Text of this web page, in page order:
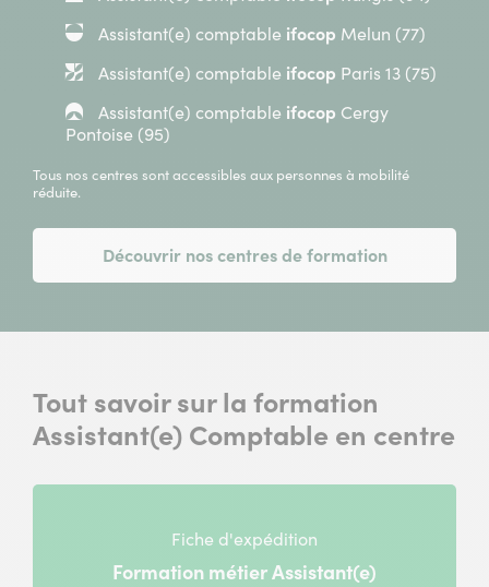
Assistant(e) comptable ifocop Melun (77)
Assistant(e) comptable ifocop Paris 13 (75)
Assistant(e) comptable ifocop Cergy
Pontoise (95)
Tous nos centres sont accessibles aux personnes à mobilité
réduite.
Découvrir nos centres de formation
Tout savoir sur la formation
Assistant(e) Comptable en centre
Fiche d'expédition
Formation métier Assistant(e)